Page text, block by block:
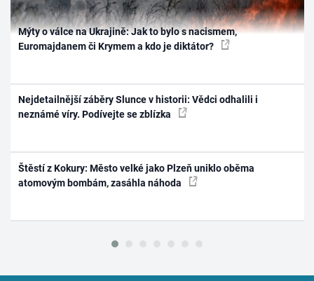
Mýty o válce na Ukrajině: Jak to bylo s nacismem,
Euromajdanem či Krymem a kdo je diktátor?
Nejdetailnější záběry Slunce v historii: Vědci odhalili i
neznámé víry. Podívejte se zblízka
Štěstí z Kokury: Město velké jako Plzeň uniklo oběma
atomovým bombám, zasáhla náhoda